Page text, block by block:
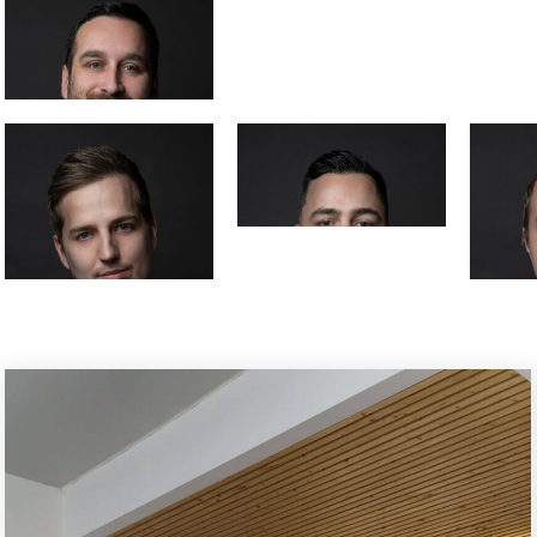
Lukáš
Peterec
Vedoucí
realizace
webů
Robert Honc
Vedoucí
zakázkového
vývoje
Dominik
realizace e-
shopů
a UX